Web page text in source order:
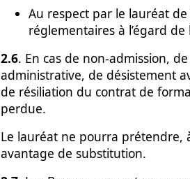
Au respect par le lauréat
réglementaires à l’égard de
2.6. En cas de non-admission,
administrative, de désistement
de résiliation du contrat de
perdue.
Le lauréat ne pourra prétendre,
avantage de substitution.